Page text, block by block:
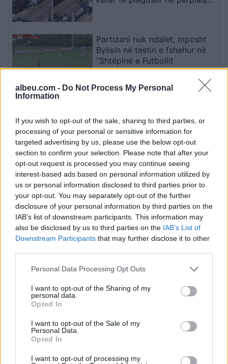
albeu.com - Do Not Process My Personal
Information
If you wish to opt-out of the sale, sharing to third parties, or
processing of your personal or sensitive information for
targeted advertising by us, please use the below opt-out
section to confirm your selection. Please note that after your
opt-out request is processed you may continue seeing
interest-based ads based on personal information utilized by
us or personal information disclosed to third parties prior to
your opt-out. You may separately opt-out of the further
disclosure of your personal information by third parties on the
IAB’s list of downstream participants. This information may
also be disclosed by us to third parties on the IAB’s List of
Downstream Participants that may further disclose it to other
Personal Data Processing Opt Outs
I want to opt-out of the Sharing of my
personal data.
Opted In
I want to opt-out of the Sale of my
Personal Data.
Opted In
I want to opt-out of processing my
Partizani nuk ndalet, mposht
Bylisin në testin e fshehur në
“Shtëpinë e Futbollit
Fehlinger kërkon drejtësi dhe
trysni mbi Serbinë
Esim for USA|Esim for Italy| Esim for Spain|Esim